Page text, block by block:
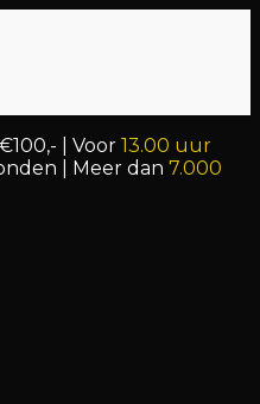
| Voor 13.00 uur
| Meer dan 7.000